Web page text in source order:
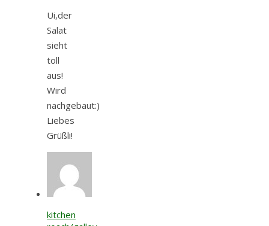
Ui,der
Salat
sieht
toll
aus!
Wird
nachgebaut:)
Liebes
Grüßli!
kitchen